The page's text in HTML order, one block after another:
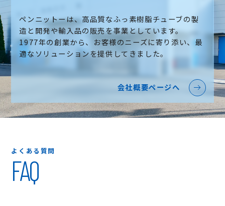
ペンニットーは、高品質なふっ素樹脂チューブの製
造と開発や輸入品の販売を事業としています。
1977年の創業から、お客様のニーズに寄り添い、最
適なソリューションを提供してきました。
会社概要ページへ
よくある質問
FAQ